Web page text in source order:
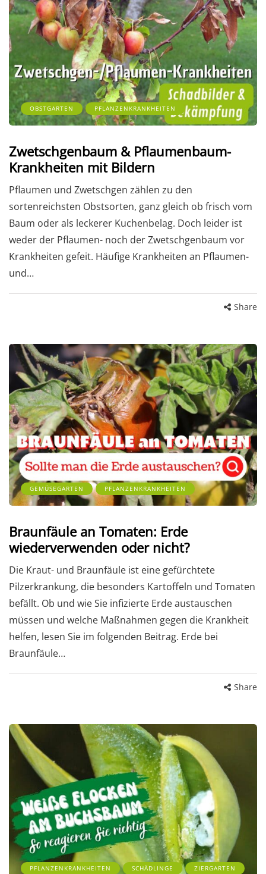
OBSTGARTEN PFLANZENKRANKHEITEN
Zwetschgenbaum & Pflaumenbaum-
Krankheiten mit Bildern
Pflaumen und Zwetschgen zählen zu den
sortenreichsten Obstsorten, ganz gleich ob frisch vom
Baum oder als leckerer Kuchenbelag. Doch leider ist
weder der Pflaumen- noch der Zwetschgenbaum vor
Krankheiten gefeit. Häufige Krankheiten an Pflaumen-
und…
Share
GEMÜSEGARTEN PFLANZENKRANKHEITEN
Braunfäule an Tomaten: Erde
wiederverwenden oder nicht?
Die Kraut- und Braunfäule ist eine gefürchtete
Pilzerkrankung, die besonders Kartoffeln und Tomaten
befällt. Ob und wie Sie infizierte Erde austauschen
müssen und welche Maßnahmen gegen die Krankheit
helfen, lesen Sie im folgenden Beitrag. Erde bei
Braunfäule…
Share
PFLANZENKRANKHEITEN SCHÄDLINGE ZIERGARTEN